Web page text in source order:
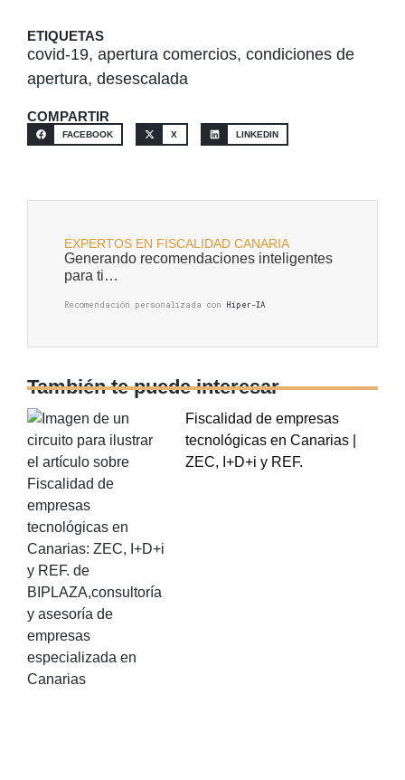
ETIQUETAS
covid-19, apertura comercios, condiciones de
apertura, desescalada
COMPARTIR
FACEBOOK X LINKEDIN
EXPERTOS EN FISCALIDAD CANARIA
Generando recomendaciones inteligentes
para ti…
Recomendación personalizada con Hiper-IA
También te puede interesar
Fiscalidad de empresas
tecnológicas en Canarias |
ZEC, I+D+i y REF.